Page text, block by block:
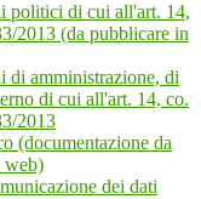
politici di cui all'art. 14,
2013 (da pubblicare in
di amministrazione, di
di cui all'art. 14, co.
2013
(documentazione da
web)
dei dati